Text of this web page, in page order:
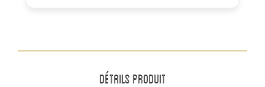
DÉTAILS PRODUIT